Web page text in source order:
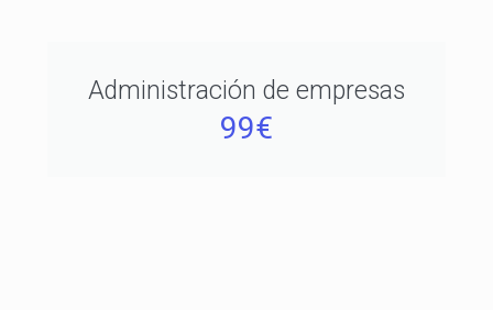
Administración de empresas
99€